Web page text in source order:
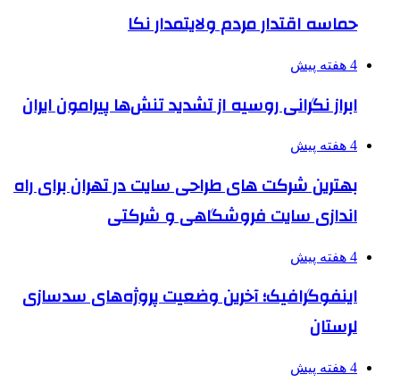
حماسه اقتدار مردم ولایتمدار نکا
4 هفته پیش
ابراز نگرانی روسیه از تشدید تنش‌ها پیرامون ایران
4 هفته پیش
بهترین شرکت های طراحی سایت در تهران برای راه
اندازی سایت فروشگاهی و شرکتی
4 هفته پیش
اینفوگرافیک؛ آخرین وضعیت پروژه‌های سدسازی
لرستان
4 هفته پیش